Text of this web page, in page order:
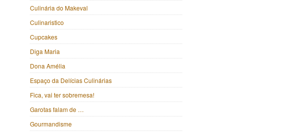
Culinária do Makeval
Culinaristico
Cupcakes
Diga Maria
Dona Amélia
Espaço da Delícias Culinárias
Fica, vai ter sobremesa!
Garotas falam de …
Gourmandisme